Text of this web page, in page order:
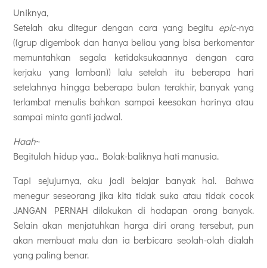
Uniknya,
Setelah aku ditegur dengan cara yang begitu epic-nya
((grup digembok dan hanya beliau yang bisa berkomentar
memuntahkan segala ketidaksukaannya dengan cara
kerjaku yang lamban)) lalu setelah itu beberapa hari
setelahnya hingga beberapa bulan terakhir, banyak yang
terlambat menulis bahkan sampai keesokan harinya atau
sampai minta ganti jadwal.
Haah~
Begitulah hidup yaa.. Bolak-baliknya hati manusia.
Tapi sejujurnya, aku jadi belajar banyak hal. Bahwa
menegur seseorang jika kita tidak suka atau tidak cocok
JANGAN PERNAH dilakukan di hadapan orang banyak.
Selain akan menjatuhkan harga diri orang tersebut, pun
akan membuat malu dan ia berbicara seolah-olah dialah
yang paling benar.